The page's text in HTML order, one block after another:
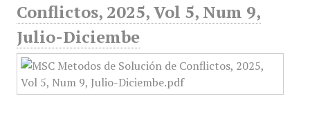
Conflictos, 2025, Vol 5, Num 9,
Julio-Diciembe